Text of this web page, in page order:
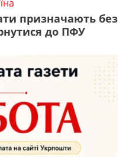
призначають без
до ПФУ